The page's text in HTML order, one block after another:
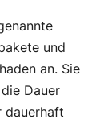
und
an. Sie
Dauer
dauerhaft